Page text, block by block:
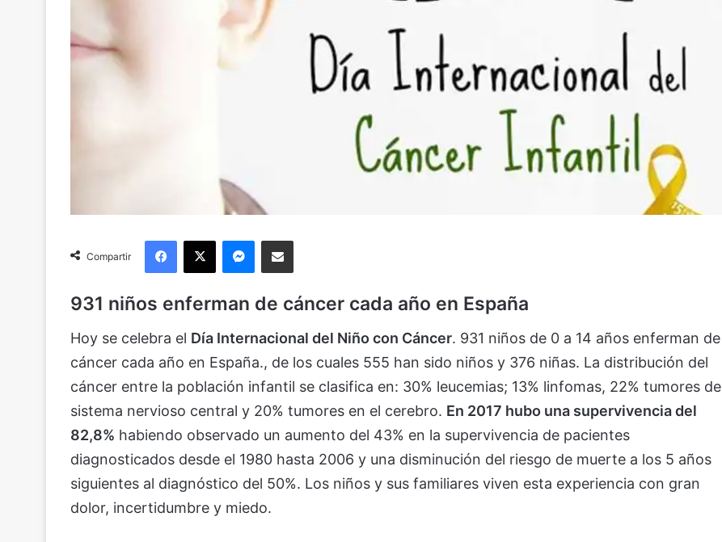
Compartir
931 niños enferman de cáncer cada año en España
Hoy se celebra el Día Internacional del Niño con Cáncer. 931 niños de 0 a 14 años enferman de
cáncer cada año en España., de los cuales 555 han sido niños y 376 niñas. La distribución del
cáncer entre la población infantil se clasifica en: 30% leucemias; 13% linfomas, 22% tumores de
sistema nervioso central y 20% tumores en el cerebro. En 2017 hubo una supervivencia del
82,8% habiendo observado un aumento del 43% en la supervivencia de pacientes
diagnosticados desde el 1980 hasta 2006 y una disminución del riesgo de muerte a los 5 años
siguientes al diagnóstico del 50%. Los niños y sus familiares viven esta experiencia con gran
dolor, incertidumbre y miedo.